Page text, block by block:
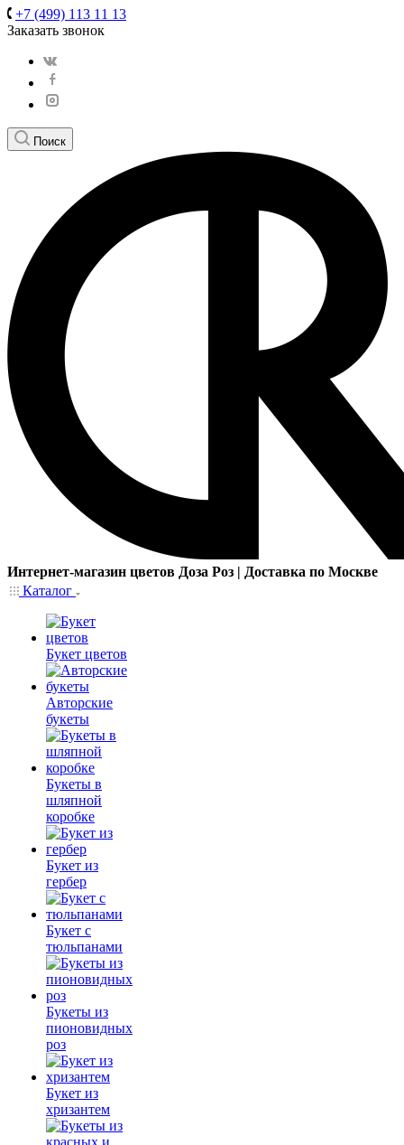
+7 (499) 113 11 13
Заказать звонок
Поиск
Интернет-магазин цветов Доза Роз | Доставка по Москве
Каталог
Букет цветов
Авторские
букеты
Букеты в
шляпной
коробке
Букет из
гербер
Букет с
тюльпанами
Букеты из
пионовидных
роз
Букет из
хризантем